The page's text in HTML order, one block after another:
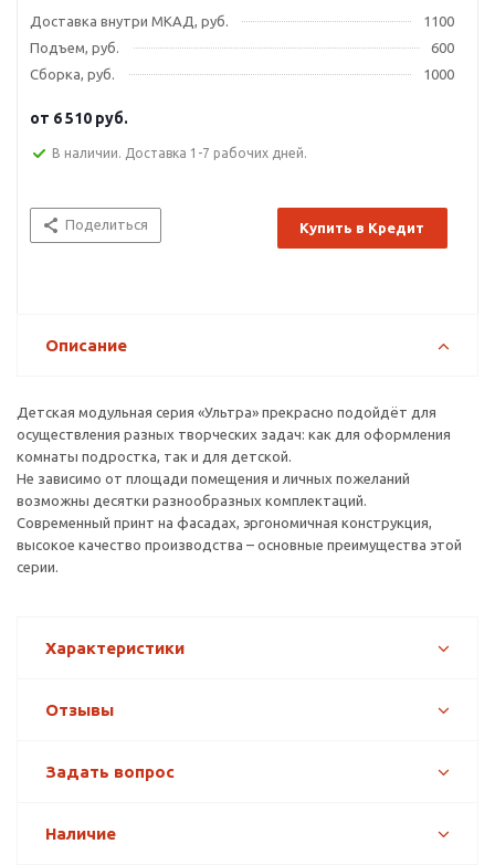
Доставка внутри МКАД, руб.
1100
Подъем, руб.
600
Сборка, руб.
1000
от 6 510 руб.
В наличии. Доставка 1-7 рабочих дней.
Поделиться Купить в Кредит
Описание
Детская модульная серия «Ультра» прекрасно подойдёт для
осуществления разных творческих задач: как для оформления
комнаты подростка, так и для детской.
Не зависимо от площади помещения и личных пожеланий
возможны десятки разнообразных комплектаций.
Современный принт на фасадах, эргономичная конструкция,
высокое качество производства – основные преимущества этой
серии.
Характеристики
Отзывы
Задать вопрос
Наличие